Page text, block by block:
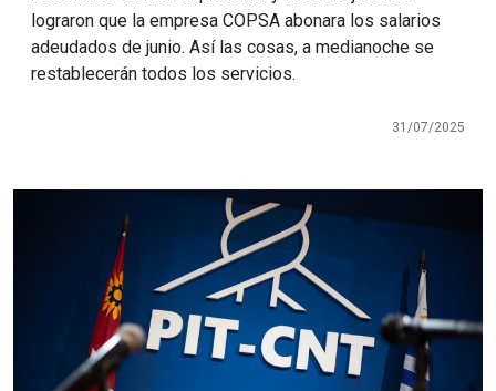
lograron que la empresa COPSA abonara los salarios
adeudados de junio. Así las cosas, a medianoche se
restablecerán todos los servicios.
31/07/2025